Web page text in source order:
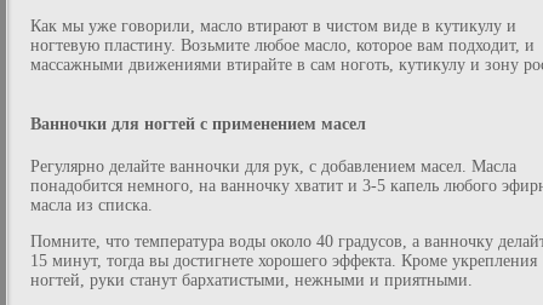
Как мы уже говорили, масло втирают в чистом виде в кутикулу и
ногтевую пластину. Возьмите любое масло, которое вам подходит, и
массажными движениями втирайте в сам ноготь, кутикулу и зону
Ванночки для ногтей с применением масел
Регулярно делайте ванночки для рук, с добавлением масел. Масла
понадобится немного, на ванночку хватит и 3-5 капель любого
масла из списка.
Помните, что температура воды около 40 градусов, а ванночку
15 минут, тогда вы достигнете хорошего эффекта. Кроме укрепления
ногтей, руки станут бархатистыми, нежными и приятными.